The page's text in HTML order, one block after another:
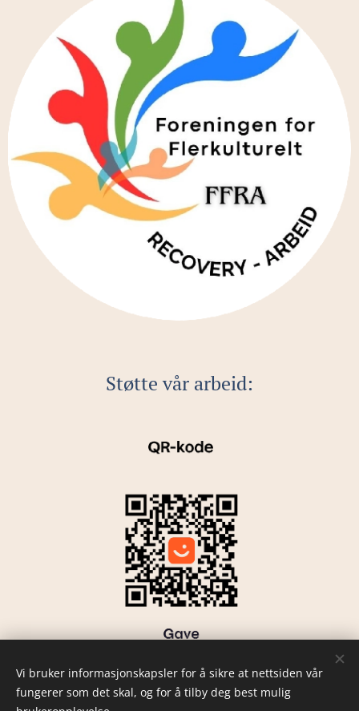
Støtte vår arbeid:
Vi bruker informasjonskapsler for å sikre at nettsiden vår
fungerer som det skal, og for å tilby deg best mulig